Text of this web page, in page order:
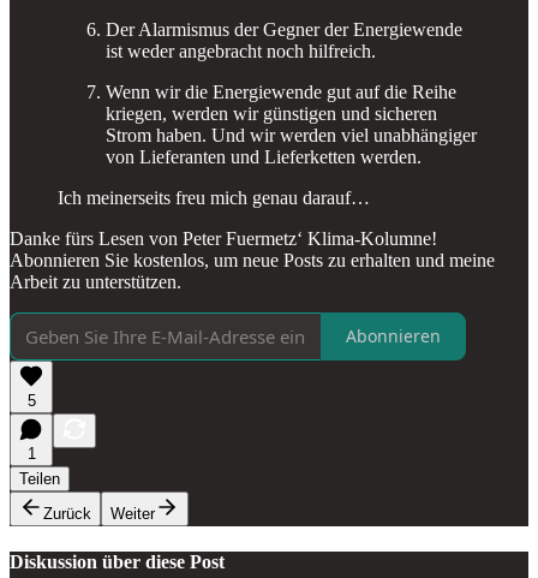
Der Alarmismus der Gegner der Energiewende
ist weder angebracht noch hilfreich.
Wenn wir die Energiewende gut auf die Reihe
kriegen, werden wir günstigen und sicheren
Strom haben. Und wir werden viel unabhängiger
von Lieferanten und Lieferketten werden.
Ich meinerseits freu mich genau darauf…
Danke fürs Lesen von Peter Fuermetz‘ Klima-Kolumne!
Abonnieren Sie kostenlos, um neue Posts zu erhalten und meine
Arbeit zu unterstützen.
Abonnieren
5
1
Teilen
Zurück
Weiter
Diskussion über diese Post